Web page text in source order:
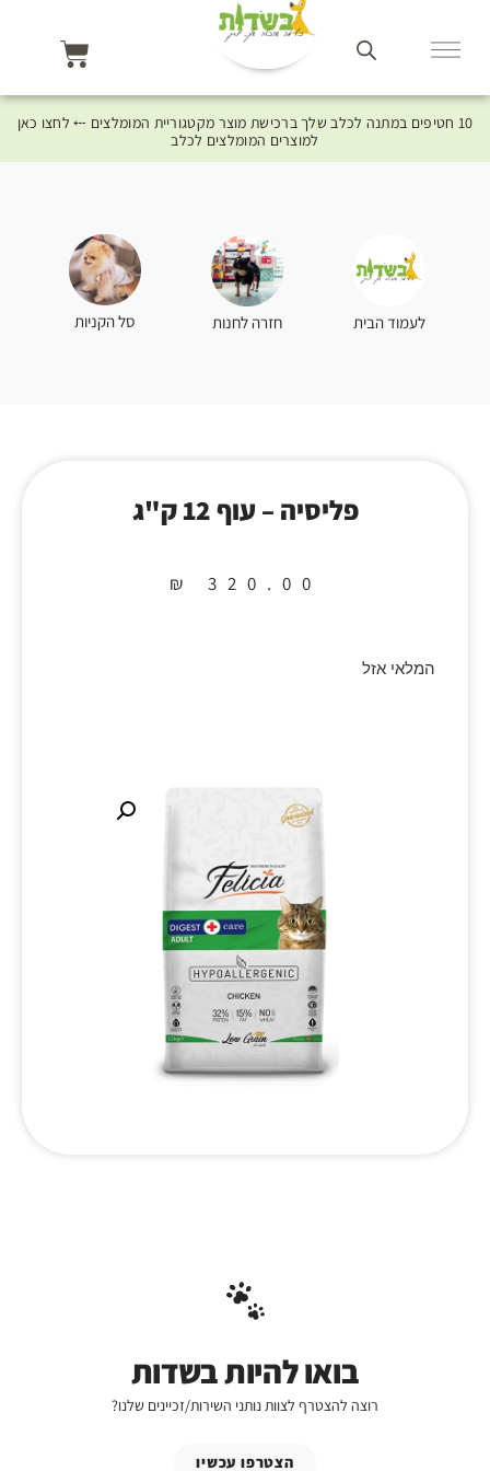
10 חטיפים במתנה לכלב שלך ברכישת מוצר מקטגוריית המומלצים ⤎ לחצו כאן
למוצרים המומלצים לכלב
לעמוד הבית חזרה לחנות סל הקניות
פליסיה – עוף 12 ק"ג
₪ 320.00
המלאי אזל
בואו להיות בשדות
רוצה להצטרף לצוות נותני השירות/זכיינים שלנו?
הצטרפו עכשיו